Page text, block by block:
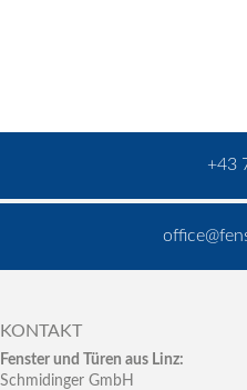
+43
KONTAKT
Fenster und Türen aus Linz:
Schmidinger GmbH